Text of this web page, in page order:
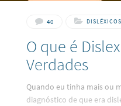
40 DISLÉXICOS
O que é
Verdades
Quando eu tinha mais ou
diagnóstico de que era